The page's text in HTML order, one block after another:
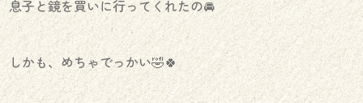
息子と鏡を買いに行ってくれたの🚘
しかも、めちゃでっかい🤣🍀